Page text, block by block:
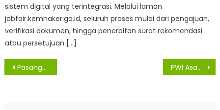
sistem digital yang terintegrasi. Melalui laman
jobfair.kemnaker.go.id, seluruh proses mulai dari pengajuan,
verifikasi dokumen, hingga penerbitan surat rekomendasi
atau persetujuan […]
Navigasi
Pasangan Surya-Taufik Mendaftar ke KPU Asahan, Berkas Dinyatakan Lengkap dan Negatif Covid-19 PWI Asahan Gelar Lomba Foto Jurnalistik Bertema Pendidikan Lawan Covid-19